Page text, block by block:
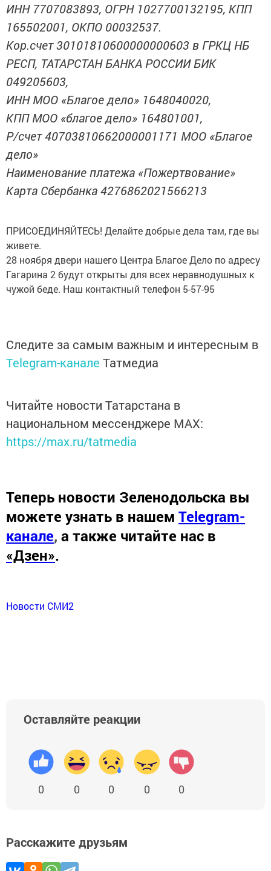
ИНН 7707083893, ОГРН 1027700132195, КПП
165502001, ОКПО 00032537.
Кор.счет 30101810600000000603 в ГРКЦ НБ
РЕСП, ТАТАРСТАН БАНКА РОССИИ БИК
049205603,
ИНН МОО «Благое дело» 1648040020,
КПП МОО «благое дело» 164801001,
Р/счет 40703810662000001171 МОО «Благое
дело»
Наименование платежа «Пожертвование»
Карта Сбербанка 4276862021566213
ПРИСОЕДИНЯЙТЕСЬ! Делайте добрые дела там, где вы
живете.
28 ноября двери нашего Центра Благое Дело по адресу
Гагарина 2 будут открыты для всех неравнодушных к
чужой беде. Наш контактный телефон 5-57-95
Следите за самым важным и интересным в
Telegram-канале Татмедиа
Читайте новости Татарстана в
национальном мессенджере MАХ:
https://max.ru/tatmedia
Теперь новости Зеленодольска вы
можете узнать в нашем Telegram-
канале, а также читайте нас в
«Дзен».
Новости СМИ2
Оставляйте реакции
0 0 0 0 0
Расскажите друзьям